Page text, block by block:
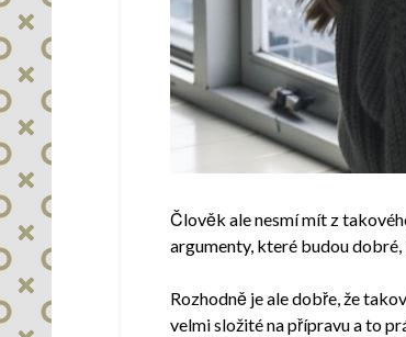
Člověk ale nesmí mít z
argumenty, které budou dobré,
Rozhodně je ale dobře, že
velmi složité na přípravu a to